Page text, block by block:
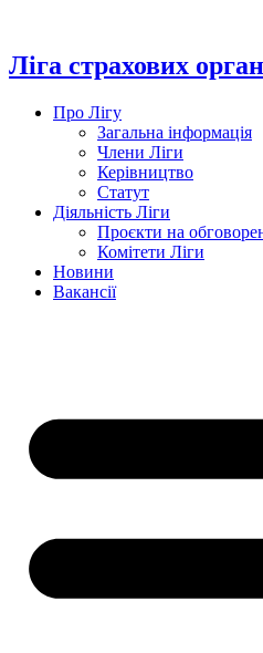
вмісту
Ліга страхових
Про Лігу
Загальна інформація
Члени Ліги
Керівництво
Статут
Діяльність Ліги
Проєкти на
Комітети Ліги
Новини
Вакансії